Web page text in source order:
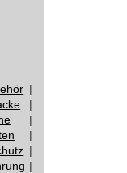
|
|
|
|
|
|